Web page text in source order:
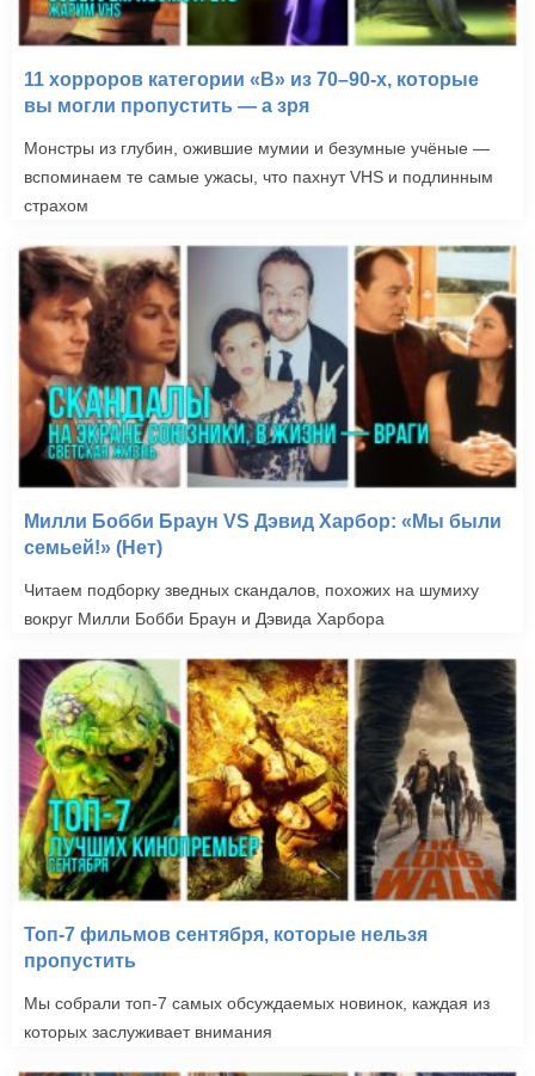
Затура: Космическое
приключение (2005)
11 хорроров категории «B» из 70–90-х, которые
вы могли пропустить — а зря
Монстры из глубин, ожившие мумии и безумные учёные —
вспоминаем те самые ужасы, что пахнут VHS и подлинным
страхом
Милли Бобби Браун VS Дэвид Харбор: «Мы были
семьей!» (Нет)
Читаем подборку зведных скандалов, похожих на шумиху
вокруг Милли Бобби Браун и Дэвида Харбора
Топ-7 фильмов сентября, которые нельзя
пропустить
Мы собрали топ-7 самых обсуждаемых новинок, каждая из
которых заслуживает внимания